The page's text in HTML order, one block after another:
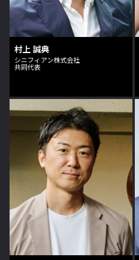
村上 誠典
シニフィアン株式会社
共同代表